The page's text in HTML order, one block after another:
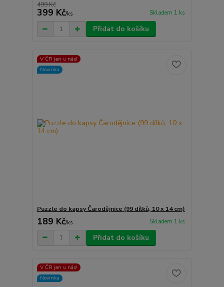
499 Kč
399 Kč/ks Skladem 1 ks
Přidat do košíku
V ČR jen u nás!
Novinka
Puzzle do kapsy Čarodějnice (99 dílků, 10 x 14 cm)
189 Kč/ks Skladem 1 ks
Přidat do košíku
V ČR jen u nás!
Novinka